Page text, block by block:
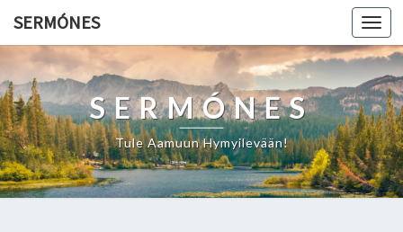
SERMÓNES
SERMÓNES
Tule Aamuun Hymyilevään!